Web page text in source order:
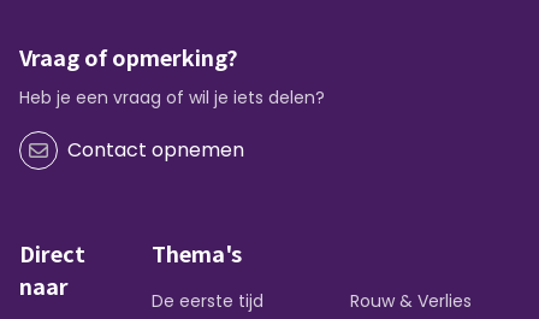
Vraag of opmerking?
Heb je een vraag of wil je iets delen?
Contact opnemen
Direct
naar
Thema's
De eerste tijd
Rouw & Verlies